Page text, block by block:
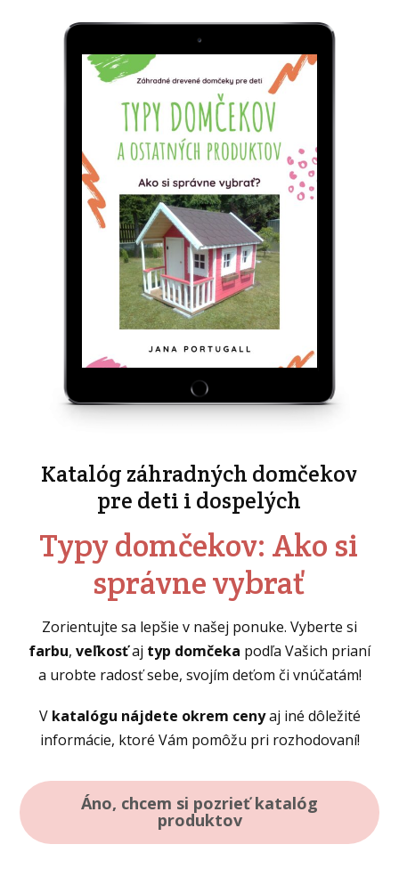
Katalóg záhradných domčekov
pre deti i dospelých
Typy domčekov: Ako si
správne vybrať
Zorientujte sa lepšie v našej ponuke. Vyberte si
farbu, veľkosťaj typ domčeka podľa Vašich prianí
a urobte radosť sebe, svojím deťom či vnúčatám!
V katalógu nájdete okrem cenyaj iné dôležité
informácie, ktoré Vám pomôžu pri rozhodovaní!
Áno, chcem si pozrieť katalóg
produktov